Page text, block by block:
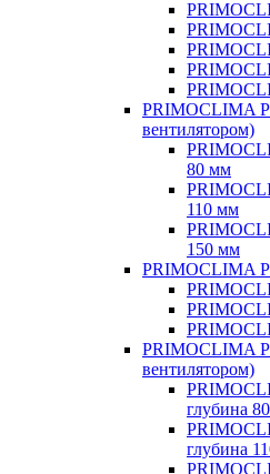
PRIMOCLIMA
вентилятором)
80 мм
110 мм
150 мм
PRIMOCLIMA
PRIMOCLIMA
вентилятором)
глубина
глубина